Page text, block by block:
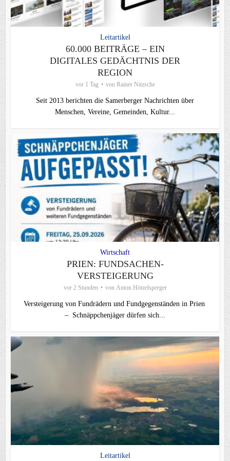
Leitartikel
60.000 BEITRÄGE – EIN
DIGITALES GEDÄCHTNIS DER
REGION
vor 1 Tag von Rainer Nitzsche
Seit 2013 berichten die Samerberger Nachrichten über
Menschen, Vereine, Gemeinden, Kultur...
Wirtschaft
PRIEN: FUNDSACHEN-
VERSTEIGERUNG
vor 2 Stunden von Anton Hötzelsperger
Versteigerung von Fundrädern und Fundgegenständen in Prien
– Schnäppchenjäger dürfen sich...
Leitartikel